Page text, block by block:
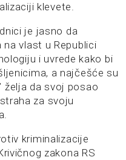
klevete.
je jasno da
vlast u Republici
i uvrede kako bi
a najčešće su
želja da svoj posao
za svoju
kriminalizacije
zakona RS